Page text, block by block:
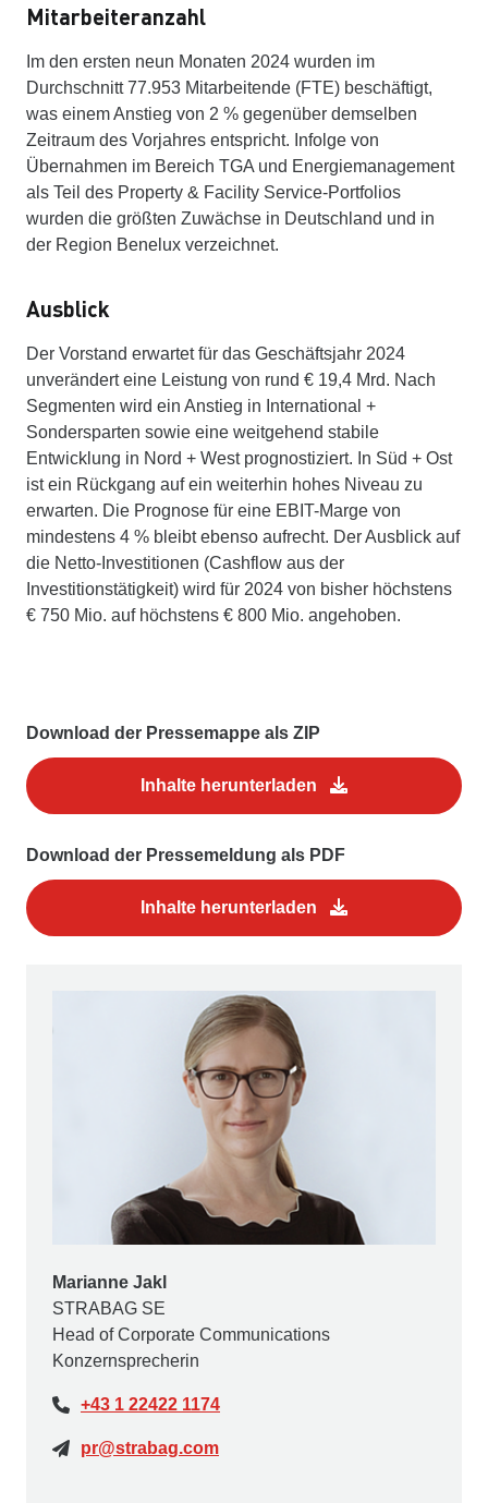
Mitarbeiteranzahl
Im den ersten neun Monaten 2024 wurden im
Durchschnitt 77.953 Mitarbeitende (FTE) beschäftigt,
was einem Anstieg von 2 % gegenüber demselben
Zeitraum des Vorjahres entspricht. Infolge von
Übernahmen im Bereich TGA und Energiemanagement
als Teil des Property & Facility Service-Portfolios
wurden die größten Zuwächse in Deutschland und in
der Region Benelux verzeichnet.
Ausblick
Der Vorstand erwartet für das Geschäftsjahr 2024
unverändert eine Leistung von rund € 19,4 Mrd. Nach
Segmenten wird ein Anstieg in International +
Sondersparten sowie eine weitgehend stabile
Entwicklung in Nord + West prognostiziert. In Süd + Ost
ist ein Rückgang auf ein weiterhin hohes Niveau zu
erwarten. Die Prognose für eine EBIT-Marge von
mindestens 4 % bleibt ebenso aufrecht. Der Ausblick auf
die Netto-Investitionen (Cashflow aus der
Investitionstätigkeit) wird für 2024 von bisher höchstens
€ 750 Mio. auf höchstens € 800 Mio. angehoben.
Download der Pressemappe als ZIP
Inhalte herunterladen
Download der Pressemeldung als PDF
Inhalte herunterladen
Marianne Jakl
STRABAG SE
Head of Corporate Communications
Konzernsprecherin
+43 1 22422 1174
pr@strabag.com